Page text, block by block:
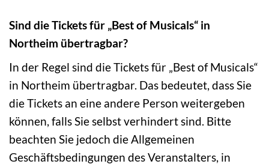
Sind die Tickets für „Best of Musicals“ in
Northeim übertragbar?
In der Regel sind die Tickets für „Best of Musicals“
in Northeim übertragbar. Das bedeutet, dass Sie
die Tickets an eine andere Person weitergeben
können, falls Sie selbst verhindert sind. Bitte
beachten Sie jedoch die Allgemeinen
Geschäftsbedingungen des Veranstalters, in